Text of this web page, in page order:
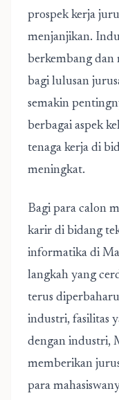
prospek kerja
menjanjikan.
berkembang dan
bagi lulusan
semakin
berbagai aspek
tenaga kerja di
meningkat.
Bagi para calon
karir di bidang
informatika di
langkah yang
terus
industri, fasilitas
dengan industri,
memberikan
para